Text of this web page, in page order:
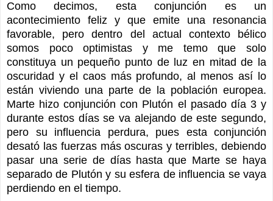
Como decimos, esta conjunción es un
acontecimiento feliz y que emite una resonancia
favorable, pero dentro del actual contexto bélico
somos poco optimistas y me temo que solo
constituya un pequeño punto de luz en mitad de la
oscuridad y el caos más profundo, al menos así lo
están viviendo una parte de la población europea.
Marte hizo conjunción con Plutón el pasado día 3 y
durante estos días se va alejando de este segundo,
pero su influencia perdura, pues esta conjunción
desató las fuerzas más oscuras y terribles, debiendo
pasar una serie de días hasta que Marte se haya
separado de Plutón y su esfera de influencia se vaya
perdiendo en el tiempo.